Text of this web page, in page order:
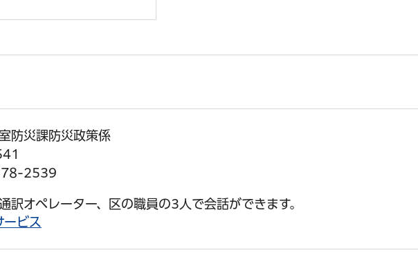
防災課防災政策係
2539
訳オペレーター、区の職員の3人で会話ができます。
ビス